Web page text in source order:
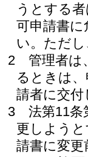
うとする
可申請書
い。 ただ
2
管理者は
るときは
請者に交
3
法第11
更しよう
請書に変